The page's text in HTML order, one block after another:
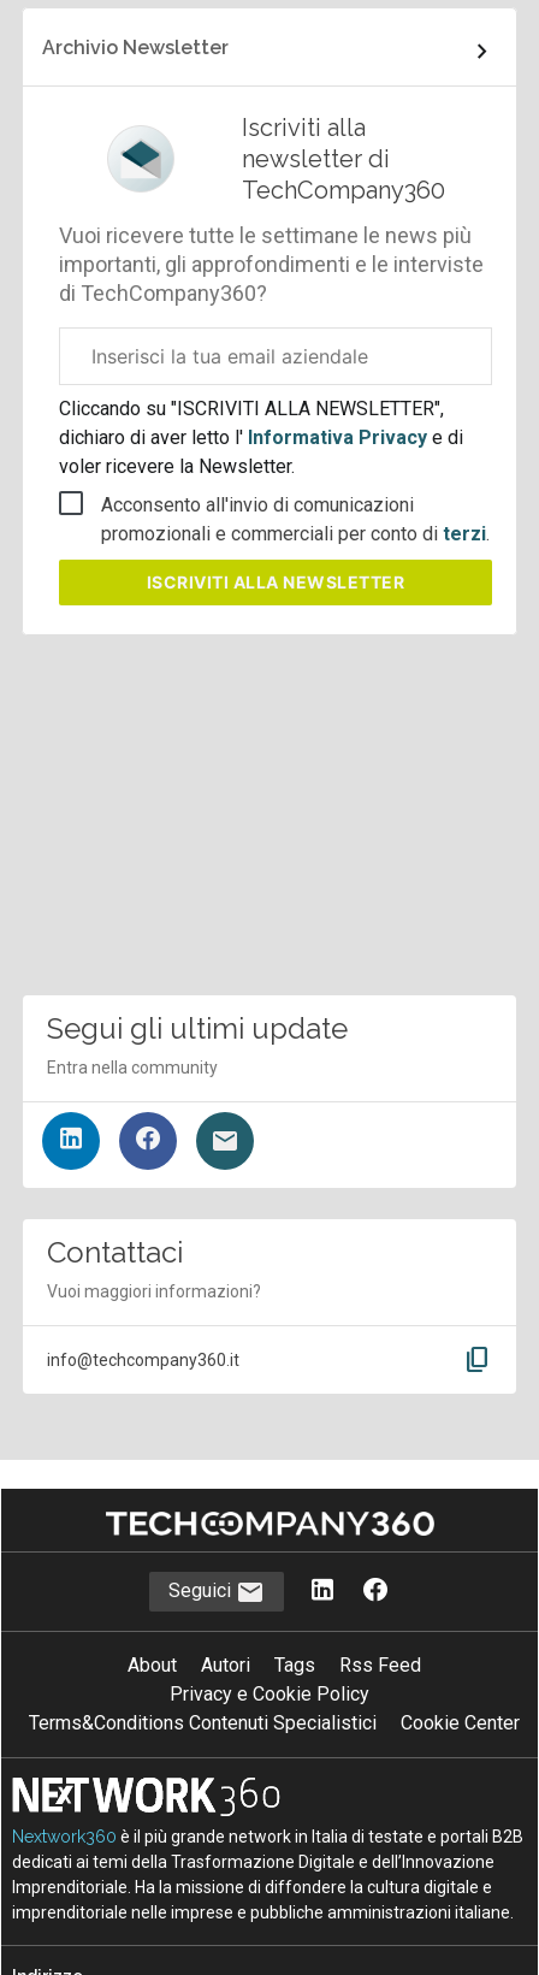
Archivio Newsletter
Iscriviti alla
newsletter di
TechCompany360
Vuoi ricevere tutte le settimane le news più
importanti, gli approfondimenti e le interviste
di TechCompany360?
aziendale
Cliccando su "ISCRIVITI ALLA NEWSLETTER",
dichiaro di aver letto l' Informativa Privacye di
voler ricevere la Newsletter.
Acconsento all'invio di comunicazioni
promozionali e commerciali per conto diterzi.
ISCRIVITI ALLA NEWSLETTER
Segui gli ultimi update
Entra nella community
Contattaci
Vuoi maggiori informazioni?
info@techcompany360.it content_copy
Seguici
About Autori Tags
Rss Feed
Privacy e Cookie Policy
Terms&Conditions Contenuti Specialistici
Cookie Center
Nextwork360 è il più grande network in Italia di testate e portali B2B
dedicati ai temi della Trasformazione Digitale e dell’Innovazione
Imprenditoriale. Ha la missione di diffondere la cultura digitale e
imprenditoriale nelle imprese e pubbliche amministrazioni italiane.